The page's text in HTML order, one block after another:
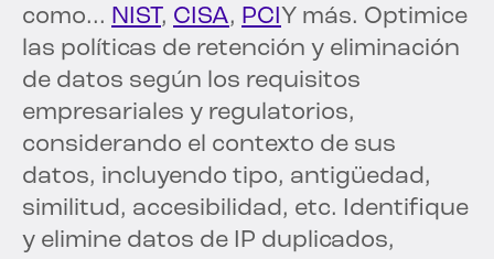
como... NIST, CISA, PCIY más. Optimice
las políticas de retención y eliminación
de datos según los requisitos
empresariales y regulatorios,
considerando el contexto de sus
datos, incluyendo tipo, antigüedad,
similitud, accesibilidad, etc. Identifique
y elimine datos de IP duplicados,